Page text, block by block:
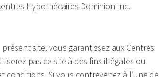
Hypothécaires Dominion Inc.
site, vous garantissez aux Centres
pas ce site à des fins illégales ou
Si vous contrevenez à l’une de